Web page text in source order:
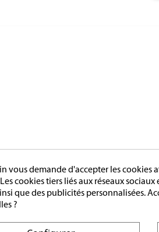
ApSC]
MÉDAILLES
MAIRIE
ACCESSOIRES
MONTAGE
vous demande d'accepter les
cookies tiers liés aux réseaux
que des publicités personnalisées.
?